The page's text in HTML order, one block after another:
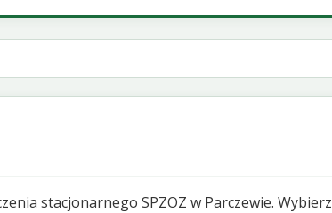
stacjonarnego SPZOZ w Parczewie. Wybierz